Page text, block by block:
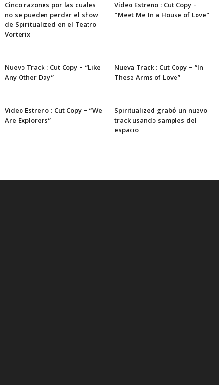
Cinco razones por las cuales
no se pueden perder el show
de Spiritualized en el Teatro
Vorterix
Video Estreno : Cut Copy –
“Meet Me In a House of Love”
Nuevo Track : Cut Copy – “Like
Any Other Day”
Nueva Track : Cut Copy – “In
These Arms of Love”
Video Estreno : Cut Copy – “We
Are Explorers”
Spiritualized grabó un nuevo
track usando samples del
espacio